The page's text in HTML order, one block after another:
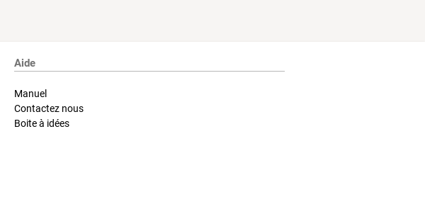
Aide
Manuel
Contactez nous
Boite à idées